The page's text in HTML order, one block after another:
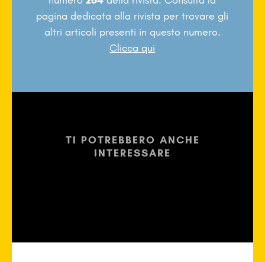
pagina dedicata alla rivista per trovare gli
altri articoli presenti in questo numero.
Clicca qui
TI POTREBBERO ANCHE
INTERESSARE